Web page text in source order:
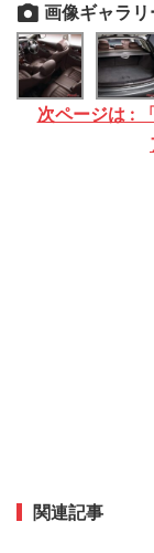
画像ギャラリ
次ページは :
関連記事